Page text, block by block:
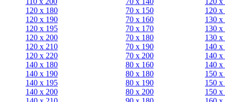
120 x 180
120 х 190
120 х 195
120 х 200
120 x 210
120 x 220
140 x 180
140 х 190
140 х 195
140 х 200
70 х 150
70 х 160
70 х 170
70 х 180
70 х 190
70 х 200
80 х 160
80 х 180
80 x 190
80 x 200
120 х
130 х
130 х
130 х
140 х
140 х
140 х
150 х
150 х
150 х